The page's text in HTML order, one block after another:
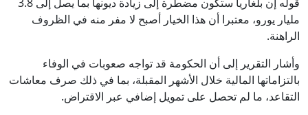
مليار يورو، معتبرا أن هذا الخيار أصبح لا مفر منه في الظروف
الراهنة.
وأشار التقرير إلى أن الحكومة قد تواجه صعوبات في الوفاء
بالتزاماتها المالية خلال الأشهر المقبلة، بما في ذلك صرف معاشات
التقاعد، ما لم تحصل على تمويل إضافي عبر الاقتراض.